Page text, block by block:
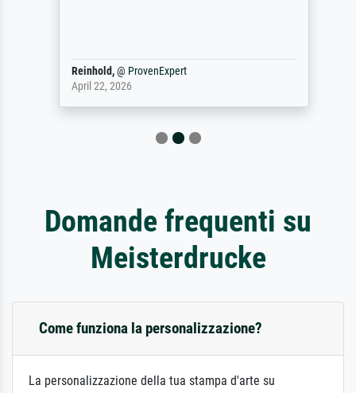
Reinhold,@ProvenExpert
April 22, 2026
Domande frequenti su
Meisterdrucke
Come funziona la personalizzazione?
La personalizzazione della tua stampa d'arte su